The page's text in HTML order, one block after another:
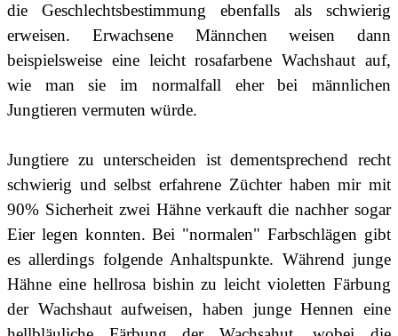
die Geschlechtsbestimmung ebenfalls als schwierig
erweisen. Erwachsene Männchen weisen dann
beispielsweise eine leicht rosafarbene Wachshaut auf,
wie man sie im normalfall eher bei männlichen
Jungtieren vermuten würde.
Jungtiere zu unterscheiden ist dementsprechend recht
schwierig und selbst erfahrene Züchter haben mir mit
90% Sicherheit zwei Hähne verkauft die nachher sogar
Eier legen konnten. Bei "normalen" Farbschlägen gibt
es allerdings folgende Anhaltspunkte. Während junge
Hähne eine hellrosa bishin zu leicht violetten Färbung
der Wachshaut aufweisen, haben junge Hennen eine